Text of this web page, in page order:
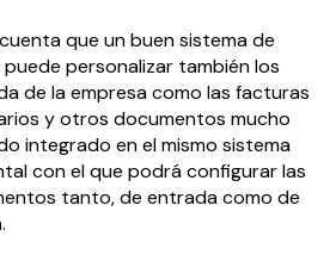
que un buen sistema de
personalizar también los
de la empresa como las facturas
y otros documentos mucho
integrado en el mismo sistema
con el que podrá configurar las
tanto, de entrada como de